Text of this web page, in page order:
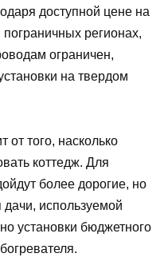
доступной цене на
регионах,
ограничен,
на твердом
от того, насколько
коттедж. Для
более дорогие, но
используемой
установки бюджетного